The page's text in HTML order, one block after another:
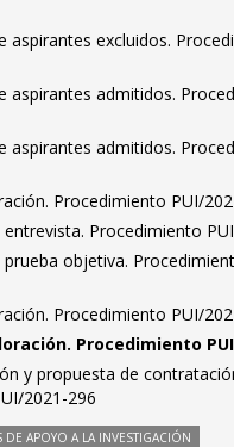
aspirantes excluidos.
aspirantes admitidos.
aspirantes admitidos.
Procedimiento PUI/
Procedimiento
objetiva.
Procedimiento PUI/
Procedimiento
y propuesta de
2021-296
DE APOYO A LA INVESTIGACIÓN